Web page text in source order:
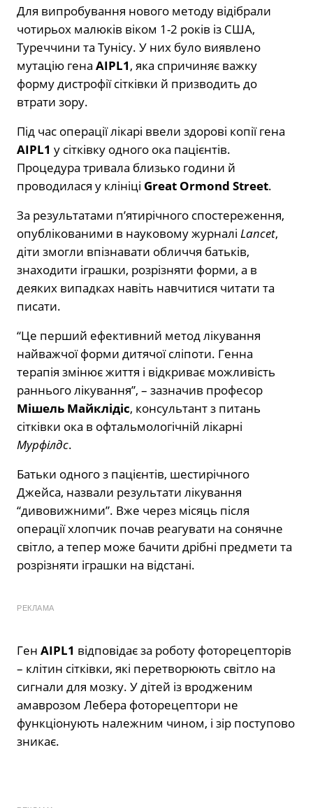
Для випробування нового методу відібрали
чотирьох малюків віком 1-2 років із США,
Туреччини та Тунісу. У них було виявлено
мутацію гена AIPL1, яка спричиняє важку
форму дистрофії сітківки й призводить до
втрати зору.
Під час операції лікарі ввели здорові копії гена
AIPL1 у сітківку одного ока пацієнтів.
Процедура тривала близько години й
проводилася у клініці Great Ormond Street.
За результатами п’ятирічного спостереження,
опублікованими в науковому журналі Lancet,
діти змогли впізнавати обличчя батьків,
знаходити іграшки, розрізняти форми, а в
деяких випадках навіть навчитися читати та
писати.
“Це перший ефективний метод лікування
найважчої форми дитячої сліпоти. Генна
терапія змінює життя і відкриває можливість
раннього лікування”, – зазначив професор
Мішель Майклідіс, консультант з питань
сітківки ока в офтальмологічній лікарні
Мурфілдс.
Батьки одного з пацієнтів, шестирічного
Джейса, назвали результати лікування
“дивовижними”. Вже через місяць після
операції хлопчик почав реагувати на сонячне
світло, а тепер може бачити дрібні предмети та
розрізняти іграшки на відстані.
РЕКЛАМА
Ген AIPL1 відповідає за роботу фоторецепторів
– клітин сітківки, які перетворюють світло на
сигнали для мозку. У дітей із вродженим
амаврозом Лебера фоторецептори не
функціонують належним чином, і зір поступово
зникає.